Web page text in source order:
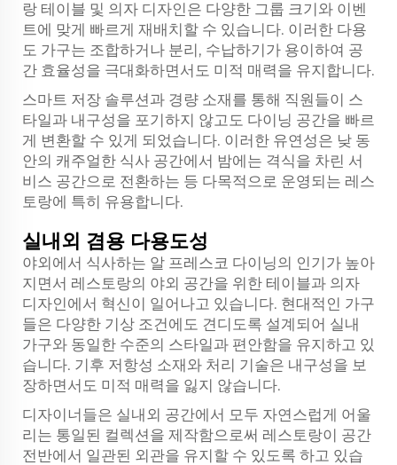
랑 테이블 및 의자 디자인은 다양한 그룹 크기와 이벤
트에 맞게 빠르게 재배치할 수 있습니다. 이러한 다용
도 가구는 조합하거나 분리, 수납하기가 용이하여 공
간 효율성을 극대화하면서도 미적 매력을 유지합니다.
스마트 저장 솔루션과 경량 소재를 통해 직원들이 스
타일과 내구성을 포기하지 않고도 다이닝 공간을 빠르
게 변환할 수 있게 되었습니다. 이러한 유연성은 낮 동
안의 캐주얼한 식사 공간에서 밤에는 격식을 차린 서
비스 공간으로 전환하는 등 다목적으로 운영되는 레스
토랑에 특히 유용합니다.
실내외 겸용 다용도성
야외에서 식사하는 알 프레스코 다이닝의 인기가 높아
지면서 레스토랑의 야외 공간을 위한 테이블과 의자
디자인에서 혁신이 일어나고 있습니다. 현대적인 가구
들은 다양한 기상 조건에도 견디도록 설계되어 실내
가구와 동일한 수준의 스타일과 편안함을 유지하고 있
습니다. 기후 저항성 소재와 처리 기술은 내구성을 보
장하면서도 미적 매력을 잃지 않습니다.
디자이너들은 실내외 공간에서 모두 자연스럽게 어울
리는 통일된 컬렉션을 제작함으로써 레스토랑이 공간
전반에서 일관된 외관을 유지할 수 있도록 하고 있습